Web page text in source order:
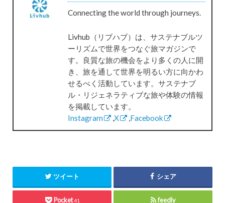
2019/3/4
京都府、簡易宿所と優良民泊対象に地域
楽天LIFULL STAYとハイアス、「Rakuten
STAY HOUSE × WILL STYLE」の不動産オーナー向けサ
楽天LIFULL STAYとハイアスの戸建型宿泊
施設「Rakuten STAY HOUSE × WILL STYLE」2月中に2
2019/2/1
クリップス、サイトコントローラー「ね
2018/12/21 チャプターエイト、民泊含む宿泊施設の
運営代行サービス「MAGOCOLO」提供開始
Connecting the world through journeys.
Livhub（リブハブ）は、サステナブルツ
ーリズムで世界をつなぐ旅マガジンで
す。良質な旅の機会をより多くの人に開
き、旅を通して世界を明るい方に向かわ
せるべく活動しています。サステナブ
ル・リジェネラティブな旅や体験の情報
を掲載しています。
Instagram
,X ,Facebook
ツイート シェア
Pocket41 feedly